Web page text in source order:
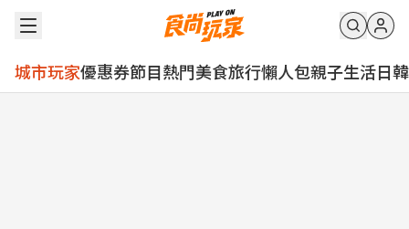
城市玩家優惠券節目熱門美食旅行懶人包親子生活日韓